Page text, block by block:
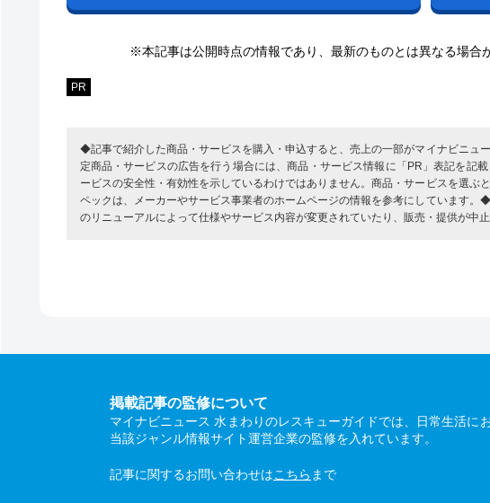
※本記事は公開時点の情報であり、最新のものとは異なる場合
PR
◆記事で紹介した商品・サービスを購入・申込すると、売上の一部がマイナビニュ
定商品・サービスの広告を行う場合には、商品・サービス情報に「PR」表記を記
ービスの安全性・有効性を示しているわけではありません。商品・サービスを選
ペックは、メーカーやサービス事業者のホームページの情報を参考にしています
のリニューアルによって仕様やサービス内容が変更されていたり、販売・提供が中
掲載記事の監修について
マイナビニュース 水まわりのレスキューガイドでは、日常生活に
当該ジャンル情報サイト運営企業の監修を入れています。
記事に関するお問い合わせはこちら まで